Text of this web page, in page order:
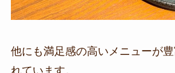
他にも満足感の高いメニューが
れています。